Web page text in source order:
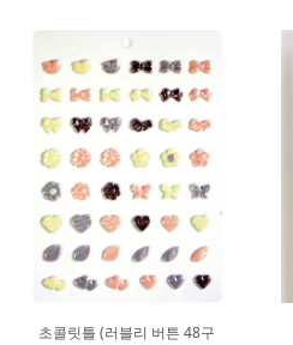
초콜릿틀 (러블리 버튼 48구